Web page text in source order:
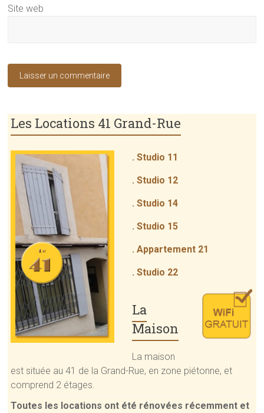
Site web
Les Locations 41 Grand-Rue
. Studio 11
. Studio 12
. Studio 14
. Studio 15
. Appartement 21
. Studio 22
La
Maison
La maison
est située au 41 de la Grand-Rue, en zone piétonne, et
comprend 2 étages.
Toutes les locations ont été rénovées récemment et